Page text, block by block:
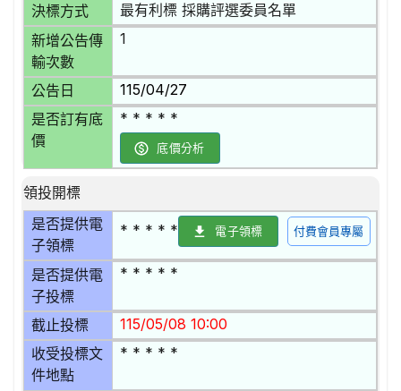
決標方式 最有利標 採購評選委員名單
新增公告傳
輸次數
1
公告日 115/04/27
是否訂有底
價
* * * * *
底價分析
領投開標
是否提供電
子領標
* * * * * 電子領標 付費會員專屬
是否提供電
子投標
* * * * *
截止投標 115/05/08 10:00
收受投標文
件地點
* * * * *